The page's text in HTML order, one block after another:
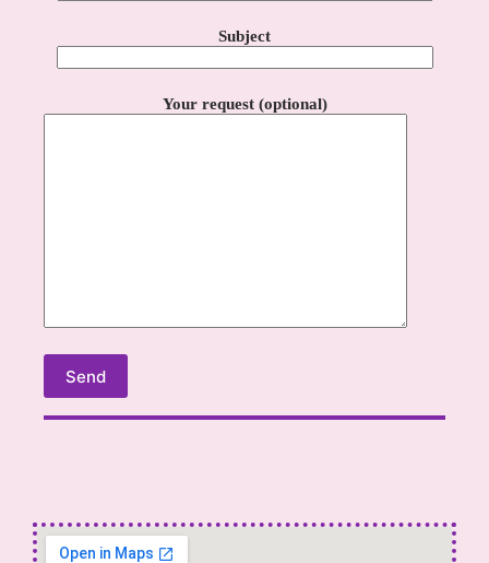
Subject
Your request (optional)